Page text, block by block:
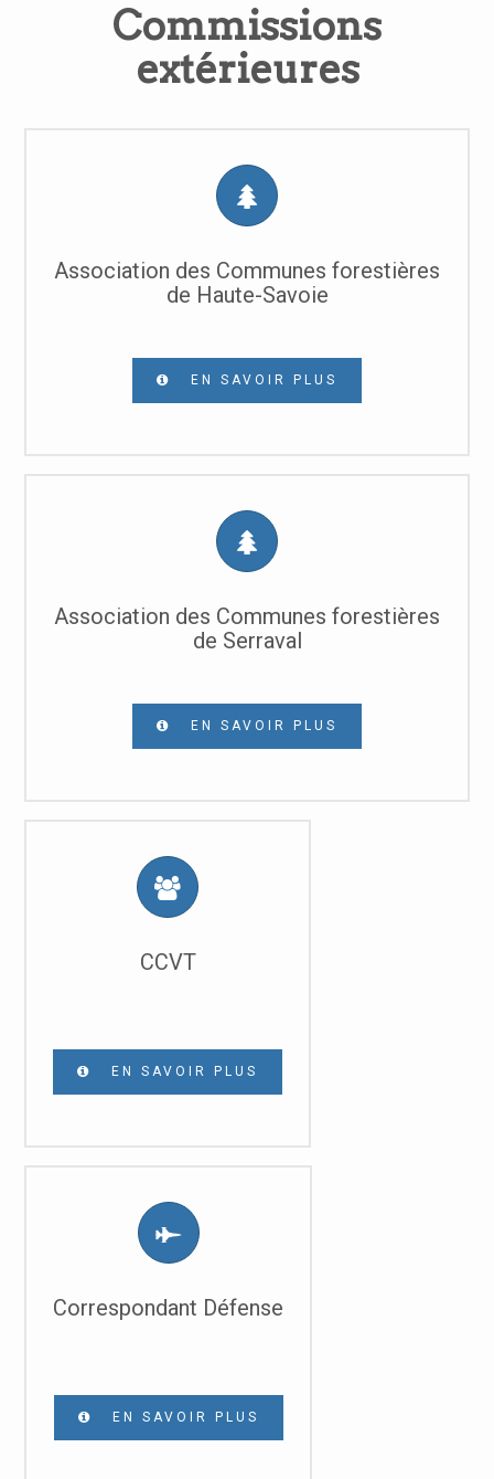
Commissions
extérieures
Association des Communes forestières
de Haute-Savoie
EN SAVOIR PLUS
Association des Communes forestières
de Serraval
EN SAVOIR PLUS
CCVT
EN SAVOIR PLUS
Correspondant Défense
EN SAVOIR PLUS